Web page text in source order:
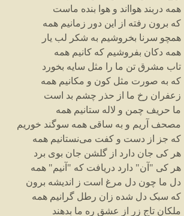
همه دربند هوااند و هوا بنده ماست
که برون رفته از این دور زمانیم همه
همچو سرنا بخروشیم به شکر لب یار
همه دکان بفروشیم که کانیم همه
تاب مشرق تن ما را مثل سایه بخورد
که به صورت مثل کون و مکانیم همه
زعفران رخ ما از حذر چشم بد است
ما حریف چمن و لاله ستانیم همه
مصحف آریم و به ساقی همه سوگند خوریم
که جز از دست و کفت می‌نستانیم همه
هر کی جان دارد از گلشن جان بوی برد
هر کی "آن" دارد دریافت که "آنیم" همه
دل ما چون دل مرغ است ز اندیشه برون
که سبک دل شده زان رطل گرانیم همه
ملکان تاج زر از عشق ره ما بدهند